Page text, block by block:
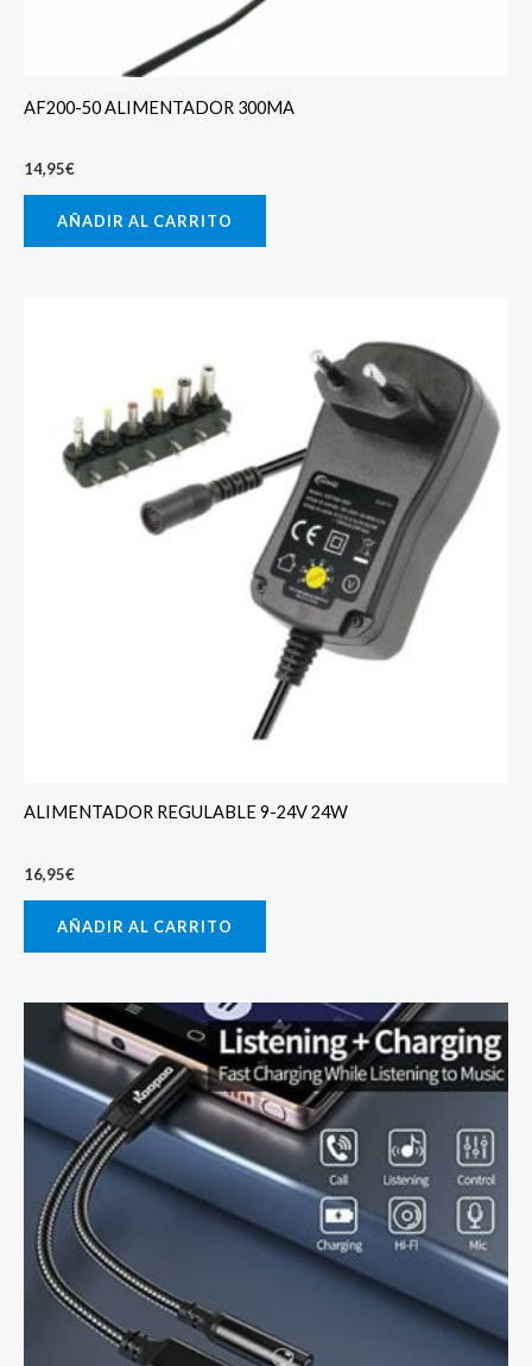
AF200-50 ALIMENTADOR 300MA
14,95€
AÑADIR AL CARRITO
ALIMENTADOR REGULABLE 9-24V 24W
16,95€
AÑADIR AL CARRITO